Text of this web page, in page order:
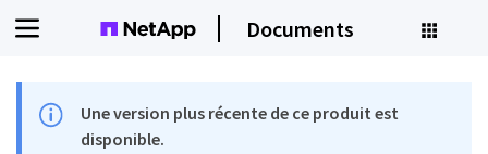
Documents
Une version plus récente de ce produit est
disponible.